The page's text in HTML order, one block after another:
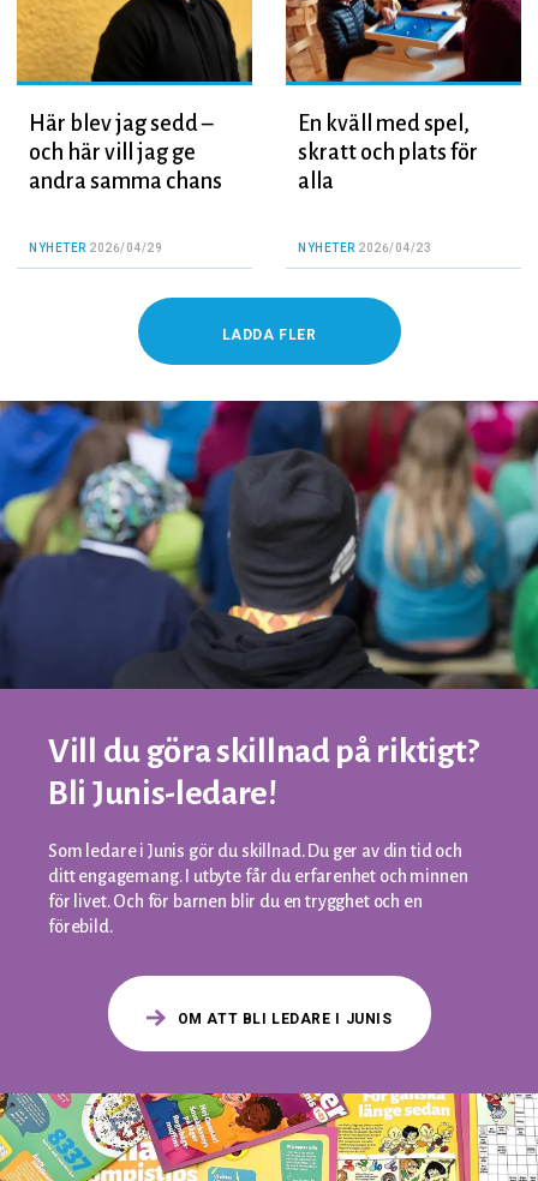
Här blev jag sedd –
och här vill jag ge
andra samma chans
NYHETER 2026/04/29
En kväll med spel,
skratt och plats för
alla
NYHETER 2026/04/23
LADDA FLER
Vill du göra skillnad på riktigt?
Bli Junis-ledare!
Som ledare i Junis gör du skillnad. Du ger av din tid och
ditt engagemang. I utbyte får du erfarenhet och minnen
för livet. Och för barnen blir du en trygghet och en
förebild.
OM ATT BLI LEDARE I JUNIS